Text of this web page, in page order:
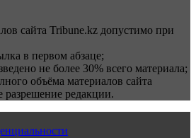
сайта Tribune.kz допустимо при
в первом абзаце;
не более 30% всего материала;
объёма материалов сайта
разрешение редакции.